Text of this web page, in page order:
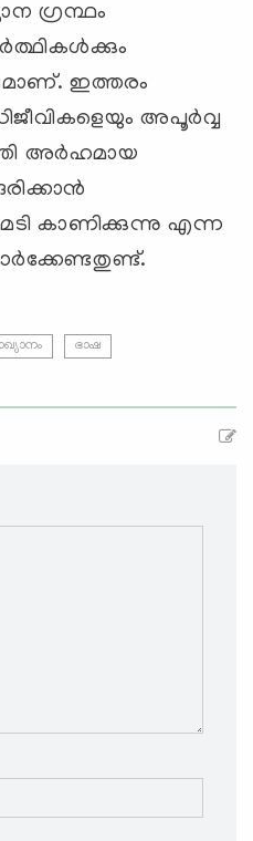
ഗ്രന്ഥം
ഇത്തരം
അപൂര്‍വ്വ
അര്‍ഹമായ
കാണിക്കുന്നു എന്ന
ഭാഷ